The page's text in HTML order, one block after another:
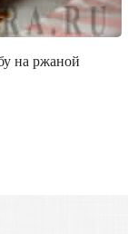
на ржаной